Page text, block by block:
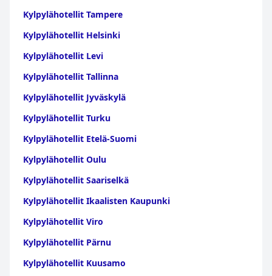
Kylpylähotellit Tampere
Kylpylähotellit Helsinki
Kylpylähotellit Levi
Kylpylähotellit Tallinna
Kylpylähotellit Jyväskylä
Kylpylähotellit Turku
Kylpylähotellit Etelä-Suomi
Kylpylähotellit Oulu
Kylpylähotellit Saariselkä
Kylpylähotellit Ikaalisten Kaupunki
Kylpylähotellit Viro
Kylpylähotellit Pärnu
Kylpylähotellit Kuusamo